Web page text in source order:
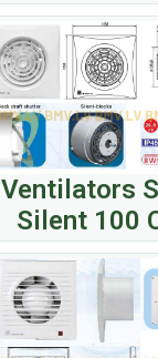
Ventilators
Silent 100